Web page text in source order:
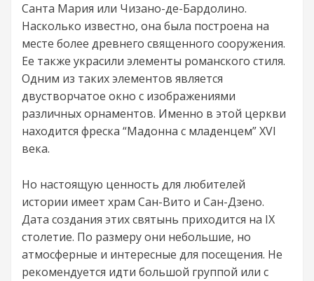
Санта Мария или Чизано-де-Бардолино.
Насколько известно, она была построена на
месте более древнего священного сооружения.
Ее также украсили элементы романского стиля.
Одним из таких элементов является
двустворчатое окно с изображениями
различных орнаментов. Именно в этой церкви
находится фреска “Мадонна с младенцем” XVI
века.
Но настоящую ценность для любителей
истории имеет храм Сан-Вито и Сан-Дзено.
Дата создания этих святынь приходится на IX
столетие. По размеру они небольшие, но
атмосферные и интересные для посещения. Не
рекомендуется идти большой группой или с